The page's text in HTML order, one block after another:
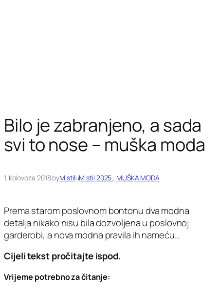
Bilo je zabranjeno, a sada
svi to nose – muška moda
1. kolovoza 2018.byM stiluM stil 2025., MUŠKA MODA
Prema starom poslovnom bontonu dva modna
detalja nikako nisu bila dozvoljena u poslovnoj
garderobi, a nova modna pravila ih nameću…
Cijeli tekst pročitajte ispod.
Vrijeme potrebno za čitanje: